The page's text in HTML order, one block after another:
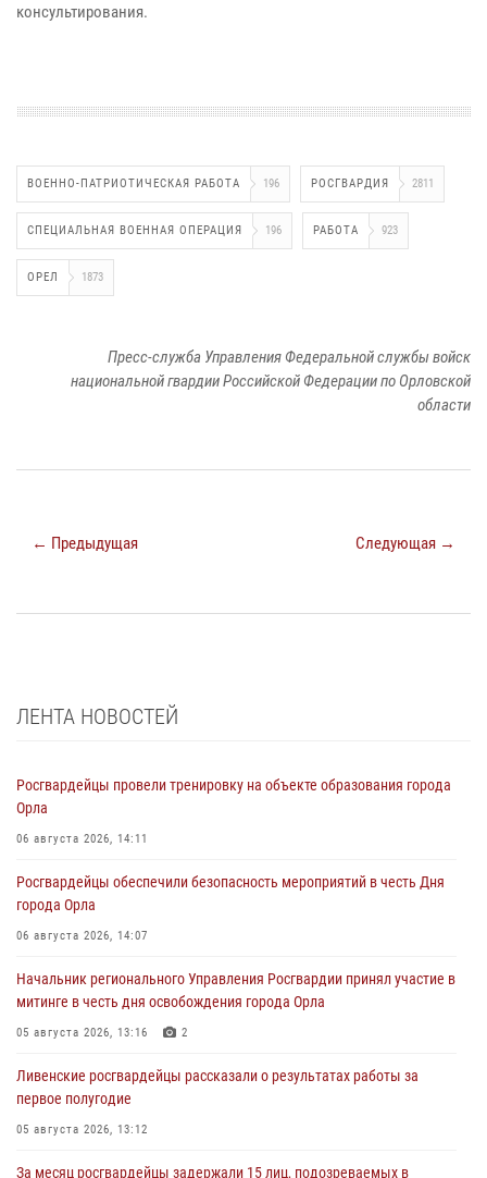
консультирования.
ВОЕННО-ПАТРИОТИЧЕСКАЯ РАБОТА 196 РОСГВАРДИЯ 2811
СПЕЦИАЛЬНАЯ ВОЕННАЯ ОПЕРАЦИЯ 196 РАБОТА 923
ОРЕЛ 1873
Пресс-служба Управления Федеральной службы войск
национальной гвардии Российской Федерации по Орловской
области
← Предыдущая Следующая →
ЛЕНТА НОВОСТЕЙ
Росгвардейцы провели тренировку на объекте образования города
Орла
06 августа 2026, 14:11
Росгвардейцы обеспечили безопасность мероприятий в честь Дня
города Орла
06 августа 2026, 14:07
Начальник регионального Управления Росгвардии принял участие в
митинге в честь дня освобождения города Орла
05 августа 2026, 13:16 2
Ливенские росгвардейцы рассказали о результатах работы за
первое полугодие
05 августа 2026, 13:12
За месяц росгвардейцы задержали 15 лиц, подозреваемых в